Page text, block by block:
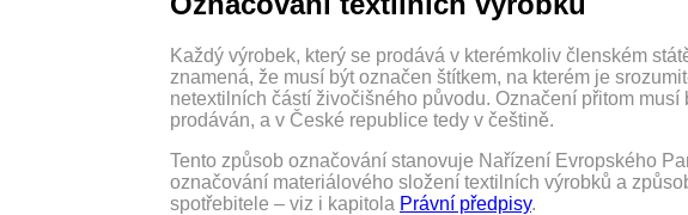
Každý výrobek, který se prodává v kterémkoliv členském
znamená, že musí být označen štítkem, na kterém je
netextilních částí živočišného původu. Označení přitom
prodáván, a v České republice tedy v češtině.
Tento způsob označování stanovuje Nařízení Evropského
označování materiálového složení textilních výrobků a
spotřebitele – viz i kapitola Právní předpisy.